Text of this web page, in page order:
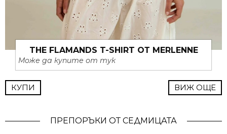
THE FLAMANDS T-SHIRT ОТ MERLENNE
Може да купите от тук
КУПИ ВИЖ ОЩЕ
ПРЕПОРЪКИ ОТ СЕДМИЦАТА